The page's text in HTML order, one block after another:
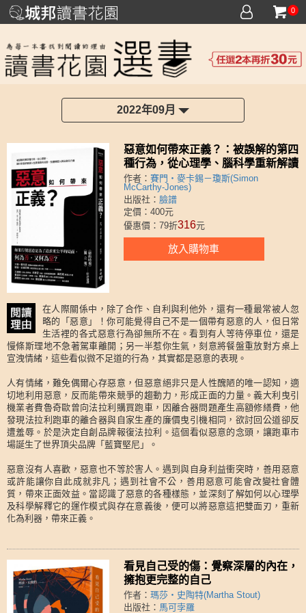
0
2022年09月
惡意如何帶來正義？：被誤解的第四
種行為，從心理學、腦科學重新解讀
人性黑暗面的成因，及翻轉個人與社
會的力量
作者：賽門・麥卡錫－瓊斯(Simon
McCarthy-Jones)
出版社：臉譜
定價：400元
優惠價：79折316元
放入購物車
在人際關係中，除了合作、自利與利他外，還有一種最常被人忽
略的「惡意」！你可能覺得自己不是一個帶有惡意的人，但日常
生活裡的各式惡意行為卻無所不在。看到有人等待停車位，還是
慢條斯理地不急著駕車離開；另一半惹你生氣，刻意將餐盤重放對方桌上
宣洩情緒，這些看似微不足道的行為，其實都是惡意的表現。
人有情緒，難免偶爾心存惡意，但惡意絕非只是人性醜陋的唯一認知，適
切地利用惡意，反而能帶來競爭的趨動力，形成正面的力量。義大利曳引
機業者費魯奇歐曾向法拉利購買跑車，因離合器問題產生高額修繕費，他
發現法拉利跑車的離合器與自家生產的廉價曳引機相同，欲討回公道卻反
遭羞辱。於是決定自創品牌報復法拉利。這個看似惡意的念頭，讓跑車市
場誕生了世界頂尖品牌「藍寶堅尼」。
惡意沒有人喜歡，惡意也不等於害人。遇到與自身利益衝突時，善用惡意
或許能讓你自此成就非凡；遇到社會不公，善用惡意可能會改變社會體
質，帶來正面效益。當認識了惡意的各種樣態，並深刻了解如何以心理學
及科學解釋它的運作模式與存在意義後，便可以將惡意這把雙面刃，重新
化為利器，帶來正義。
看見自己受的傷：覺察深層的內在，
擁抱更完整的自己
作者：瑪莎・史陶特(Martha Stout)
出版社： 馬可孛羅